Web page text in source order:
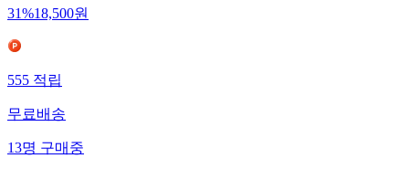
31%18,500원
555적립
무료배송
13명구매중